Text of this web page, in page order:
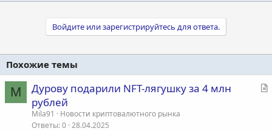
Войдите или зарегистрируйтесь для ответа.
Похожие темы
M
С
Дурову подарили NFT-лягушку за 4 млн
рублей
Mila91
Новости криптовалютного рынка
Ответы 0 28.04.2025